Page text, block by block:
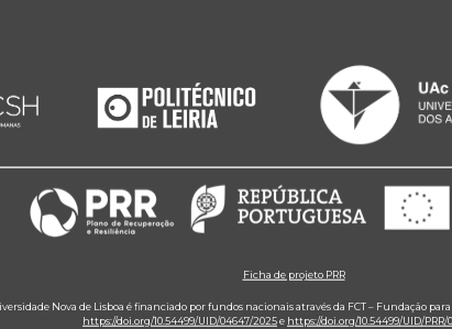
Ficha de projeto PRR
Nova de Lisboa é financiado por fundos nacionais através da FCT – Fundação
https://doi.org/10.54499/UID/04647/2025e https://doi.org/10.54499/UID/PRR/